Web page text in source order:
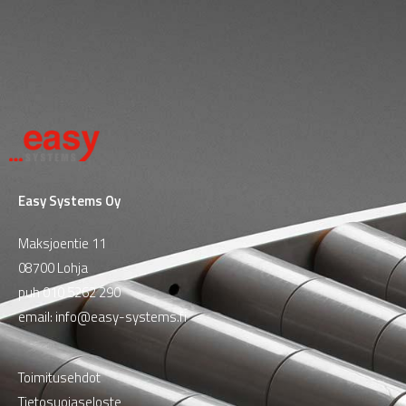
Easy Systems Oy
Maksjoentie 11
08700 Lohja
puh010 5262 290
email: info@easy-systems.fi
Toimitusehdot